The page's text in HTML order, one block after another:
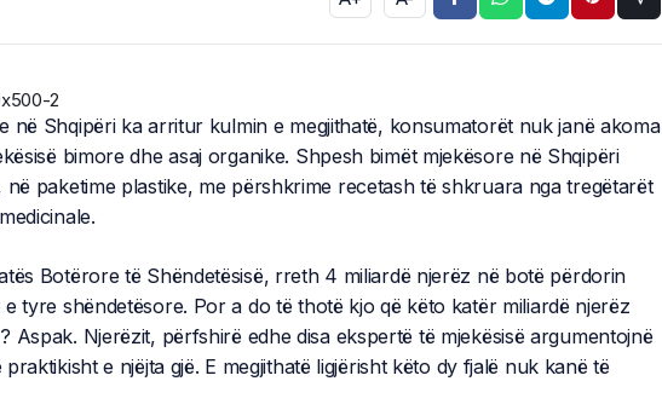
në Shqipëri ka arritur kulmin e megjithatë, konsumatorët nuk janë akoma
bimore dhe asaj organike. Shpesh bimët mjekësore në Shqipëri
në paketime plastike, me përshkrime recetash të shkruara nga tregëtarët
Botërore të Shëndetësisë, rreth 4 miliardë njerëz në botë përdorin
tyre shëndetësore. Por a do të thotë kjo që këto katër miliardë njerëz
Aspak. Njerëzit, përfshirë edhe disa ekspertë të mjekësisë argumentojnë
e njëjta gjë. E megjithatë ligjërisht këto dy fjalë nuk kanë të